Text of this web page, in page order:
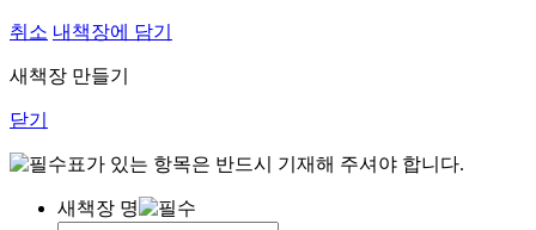
취소 내책장에 담기
새책장 만들기
닫기
표가 있는 항목은 반드시 기재해 주셔야 합니다.
새책장 명